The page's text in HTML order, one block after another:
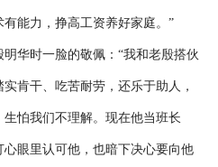
能力，挣高工资养好家庭。”
华时一脸的敬佩：“我和老殷搭伙
肯干、吃苦耐劳，还乐于助人，
怕我们不理解。现在他当班长
眼里认可他，也暗下决心要向他